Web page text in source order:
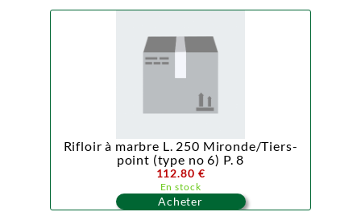
Rifloir à marbre L. 250 Mironde/Tiers-
point (type no 6) P. 8
112.80 €
En stock
Acheter